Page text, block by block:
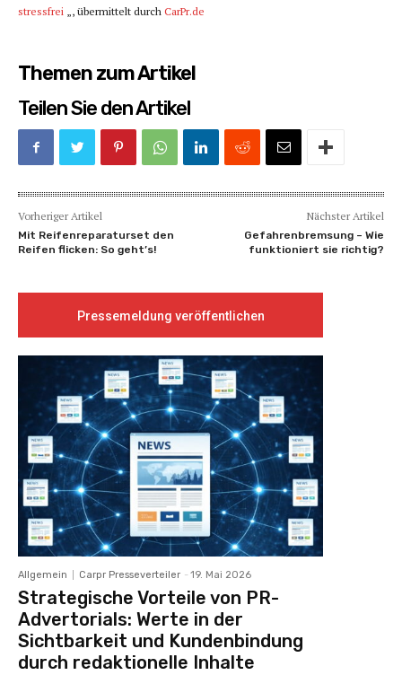
stressfrei „, übermittelt durch CarPr.de
Themen zum Artikel
Teilen Sie den Artikel
Vorheriger Artikel
Mit Reifenreparaturset den
Reifen flicken: So geht’s!
Nächster Artikel
Gefahrenbremsung – Wie
funktioniert sie richtig?
Pressemeldung veröffentlichen
Allgemein Carpr Presseverteiler - 19. Mai 2026
Strategische Vorteile von PR-
Advertorials: Werte in der
Sichtbarkeit und Kundenbindung
durch redaktionelle Inhalte